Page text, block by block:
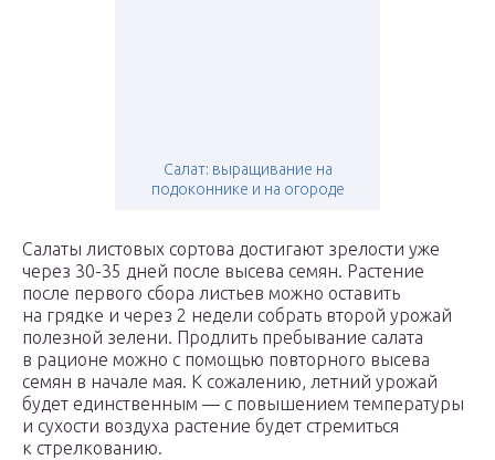
Салат: выращивание на
подоконнике и на огороде
Салаты листовых сортова достигают зрелости уже
через 30-35 дней после высева семян. Растение
после первого сбора листьев можно оставить
на грядке и через 2 недели собрать второй урожай
полезной зелени. Продлить пребывание салата
в рационе можно с помощью повторного высева
семян в начале мая. К сожалению, летний урожай
будет единственным — с повышением температуры
и сухости воздуха растение будет стремиться
к стрелкованию.